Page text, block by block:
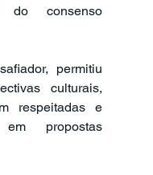
do consenso
permitiu
culturais,
respeitadas e
em propostas